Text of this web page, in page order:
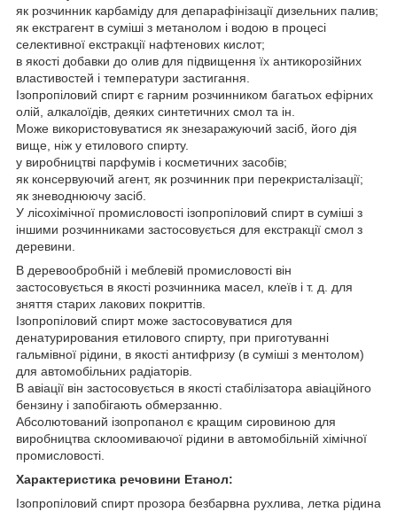
як розчинник карбаміду для депарафінізації дизельних палив;
як екстрагент в суміші з метанолом і водою в процесі
селективної екстракції нафтенових кислот;
в якості добавки до олив для підвищення їх антикорозійних
властивостей і температури застигання.
Ізопропіловий спирт є гарним розчинником багатьох ефірних
олій, алкалоїдів, деяких синтетичних смол та ін.
Може використовуватися як знезаражуючий засіб, його дія
вище, ніж у етилового спирту.
у виробництві парфумів і косметичних засобів;
як консервуючий агент, як розчинник при перекристалізації;
як зневоднюючу засіб.
У лісохімічної промисловості ізопропіловий спирт в суміші з
іншими розчинниками застосовується для екстракції смол з
деревини.
В деревообробній і меблевій промисловості він
застосовується в якості розчинника масел, клеїв і т. д. для
зняття старих лакових покриттів.
Ізопропіловий спирт може застосовуватися для
денатурирования етилового спирту, при приготуванні
гальмівної рідини, в якості антифризу (в суміші з ментолом)
для автомобільних радіаторів.
В авіації він застосовується в якості стабілізатора авіаційного
бензину і запобігають обмерзанню.
Абсолютований ізопропанол є кращим сировиною для
виробництва склоомиваючої рідини в автомобільній хімічної
промисловості.
Характеристика речовини Етанол:
Ізопропіловий спирт прозора безбарвна рухлива, летка рідина